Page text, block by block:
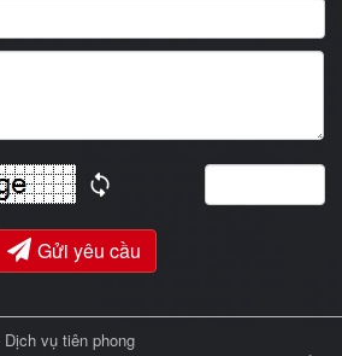
Gửi yêu cầu
vụ tiên phong